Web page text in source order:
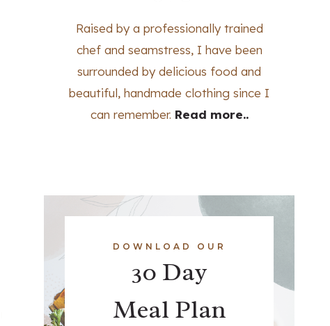
Raised by a professionally trained
chef and seamstress, I have been
surrounded by delicious food and
beautiful, handmade clothing since I
can remember. Read more..
DOWNLOAD OUR
30 Day
Meal Plan